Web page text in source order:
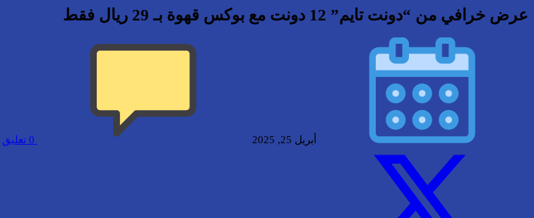
عرض خرافي من “دونت تايم” 12 دونت مع بوكس قهوة بـ 29 ريال فقط
أبريل 25, 2025 0 تعليق